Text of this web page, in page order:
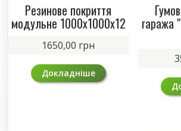
Резинове покриття
модульне 1000х1000х12
1650,00 грн
Докладніше
гаража